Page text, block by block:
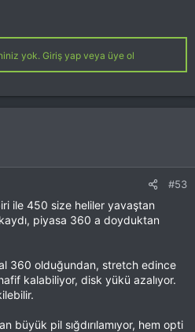
yok. Giriş yap veya üye ol
#53
ile 450 size heliler yavaştan
piyasa 360 a doyduktan
360 olduğundan, stretch edince
kalabiliyor, disk yükü azalıyor.
büyük pil sığdırılamıyor, hem opti